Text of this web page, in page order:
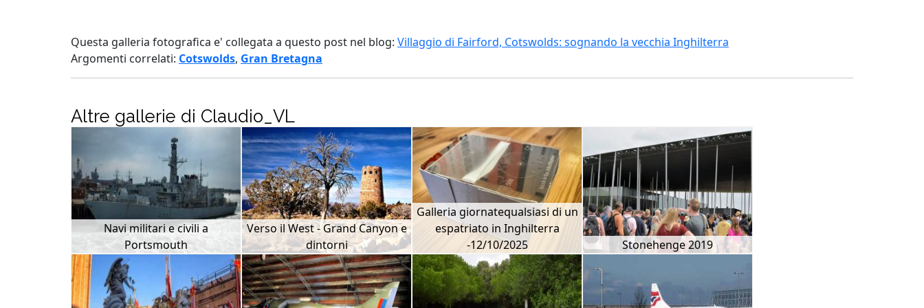
Questa galleria fotografica e' collegata a questo post nel blog: Villaggio di Fairford, Cotswolds: sognando la vecchia Inghilterra
Argomenti correlati: Cotswolds, Gran Bretagna
Altre gallerie di Claudio_VL
Navi militari e civili a
Portsmouth
Verso il West - Grand Canyon e
dintorni
Galleria giornatequalsiasi di un
espatriato in Inghilterra
-12/10/2025
Stonehenge 2019